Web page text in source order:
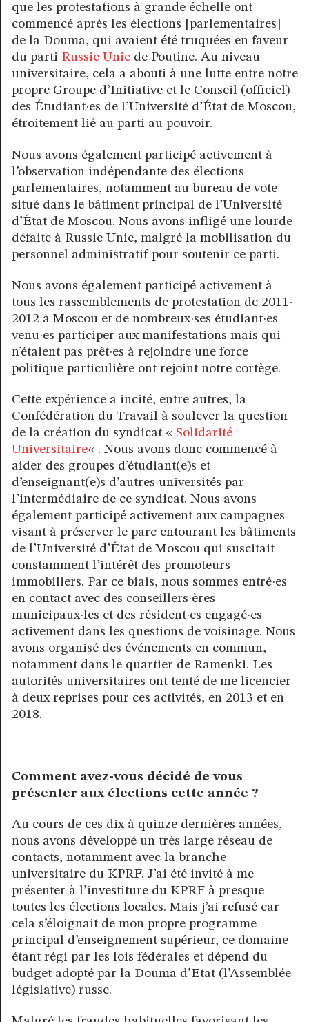
que les protestations à grande échelle ont
commencé après les élections [parlementaires]
de la Douma, qui avaient été truquées en faveur
du parti Russie Unie de Poutine. Au niveau
universitaire, cela a abouti à une lutte entre notre
propre Groupe d’Initiative et le Conseil (officiel)
des Étudiant·es de l’Université d’État de Moscou,
étroitement lié au parti au pouvoir.
Nous avons également participé activement à
l’observation indépendante des élections
parlementaires, notamment au bureau de vote
situé dans le bâtiment principal de l’Université
d’État de Moscou. Nous avons infligé une lourde
défaite à Russie Unie, malgré la mobilisation du
personnel administratif pour soutenir ce parti.
Nous avons également participé activement à
tous les rassemblements de protestation de 2011-
2012 à Moscou et de nombreux·ses étudiant·es
venu·es participer aux manifestations mais qui
n’étaient pas prêt·es à rejoindre une force
politique particulière ont rejoint notre cortège.
Cette expérience a incité, entre autres, la
Confédération du Travail à soulever la question
de la création du syndicat « Solidarité
Universitaire« . Nous avons donc commencé à
aider des groupes d’étudiant(e)s et
d’enseignant(e)s d’autres universités par
l’intermédiaire de ce syndicat. Nous avons
également participé activement aux campagnes
visant à préserver le parc entourant les bâtiments
de l’Université d’État de Moscou qui suscitait
constamment l’intérêt des promoteurs
immobiliers. Par ce biais, nous sommes entré·es
en contact avec des conseillers·ères
municipaux·les et des résident·es engagé·es
activement dans les questions de voisinage. Nous
avons organisé des événements en commun,
notamment dans le quartier de Ramenki. Les
autorités universitaires ont tenté de me licencier
à deux reprises pour ces activités, en 2013 et en
2018.
Comment avez-vous décidé de vous
présenter aux élections cette année ?
Au cours de ces dix à quinze dernières années,
nous avons développé un très large réseau de
contacts, notamment avec la branche
universitaire du KPRF. J’ai été invité à me
présenter à l’investiture du KPRF à presque
toutes les élections locales. Mais j’ai refusé car
cela s’éloignait de mon propre programme
principal d’enseignement supérieur, ce domaine
étant régi par les lois fédérales et dépend du
budget adopté par la Douma d’Etat (l’Assemblée
législative) russe.